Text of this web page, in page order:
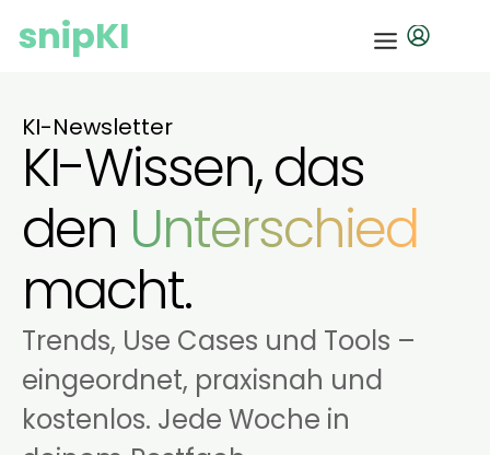
snipKI
KI-Newsletter
KI-Wissen, das
den Unterschied
macht.
Trends, Use Cases und Tools –
eingeordnet, praxisnah und
kostenlos. Jede Woche in